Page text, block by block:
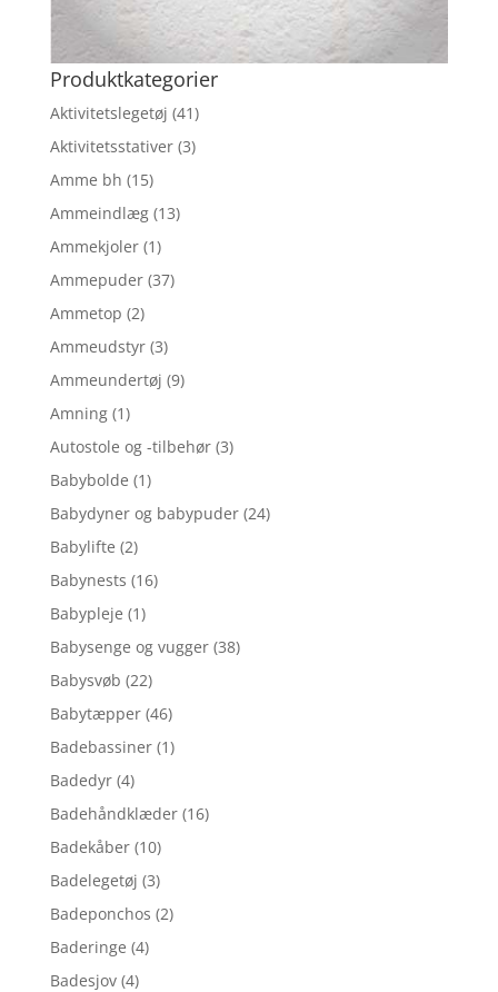
Produktkategorier
Aktivitetslegetøj (41)
Aktivitetsstativer (3)
Amme bh (15)
Ammeindlæg (13)
Ammekjoler (1)
Ammepuder (37)
Ammetop (2)
Ammeudstyr (3)
Ammeundertøj (9)
Amning (1)
Autostole og -tilbehør (3)
Babybolde (1)
Babydyner og babypuder (24)
Babylifte (2)
Babynests (16)
Babypleje (1)
Babysenge og vugger (38)
Babysvøb (22)
Babytæpper (46)
Badebassiner (1)
Badedyr (4)
Badehåndklæder (16)
Badekåber (10)
Badelegetøj (3)
Badeponchos (2)
Baderinge (4)
Badesjov (4)